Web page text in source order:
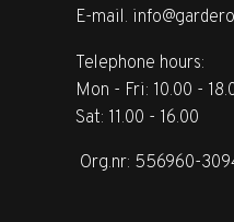
E-mail.
Telephone hours:
Mon - Fri: 10.00 -
Sat: 11.00 - 16.00
Org.nr: 556960-